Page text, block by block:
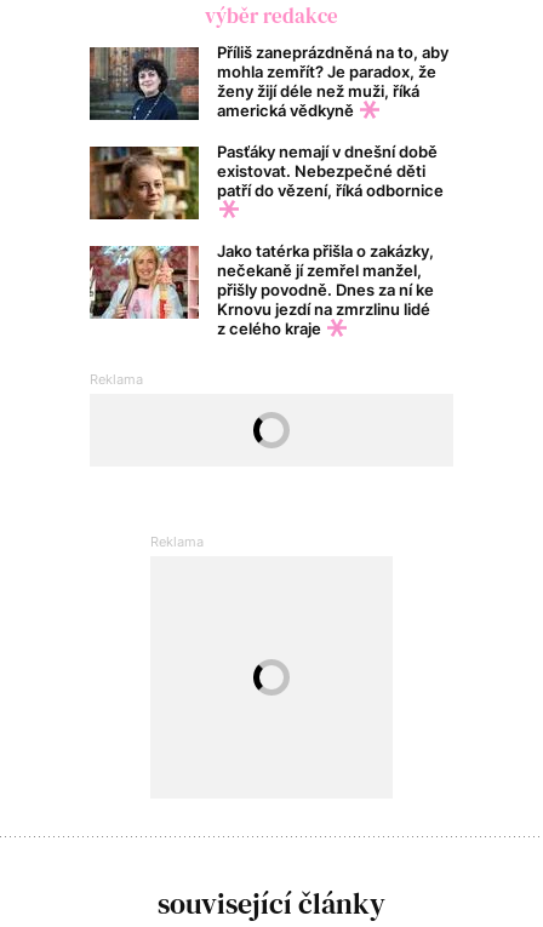
výběr redakce
Příliš zaneprázdněná na to, aby
mohla zemřít? Je paradox, že
ženy žijí déle než muži, říká
americká vědkyně
Pasťáky nemají v dnešní době
existovat. Nebezpečné děti
patří do vězení, říká odbornice
Jako tatérka přišla o zakázky,
nečekaně jí zemřel manžel,
přišly povodně. Dnes za ní ke
Krnovu jezdí na zmrzlinu lidé
z celého kraje
související články